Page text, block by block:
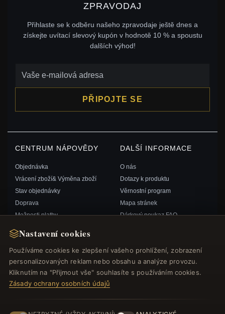
Nastavení cookies
Používáme cookies ke zlepšení vašeho prohlížení, zobrazení
personalizovaných reklam nebo obsahu a analýze provozu.
Kliknutím na "Přijmout vše" souhlasíte s používáním cookies.
Zásady ochrany osobních údajů
ZPRAVODAJ
Přihlaste se k odběru našeho zpravodaje ještě dnes a
získejte uvítací slevový kupón v hodnotě 10 % a spoustu
dalších výhod!
PŘIPOJTE SE
CENTRUM NÁPOVĚDY
Objednávka
Vrácení zboží& Výměna zboží
Stav objednávky
Doprava
Možnosti platby
Kontaktujte nás
DALŠÍ INFORMACE
O nás
Dotazy k produktu
Věrnostní program
Mapa stránek
Dárkový poukaz FAQ
RYCHLÉ ODKAZY
Nové produkty
Speciální nabídky
Blog
SLEDUJTE NÁS